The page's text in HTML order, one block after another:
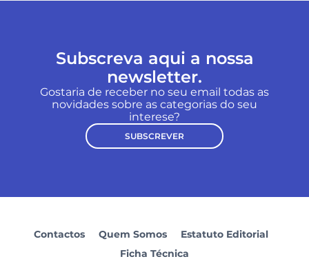
Subscreva aqui a nossa
newsletter.
Gostaria de receber no seu email todas as
novidades sobre as categorias do seu
interese?
SUBSCREVER
Contactos Quem Somos
Estatuto Editorial
Ficha Técnica